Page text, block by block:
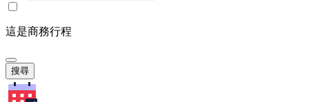
這是商務行程
搜尋